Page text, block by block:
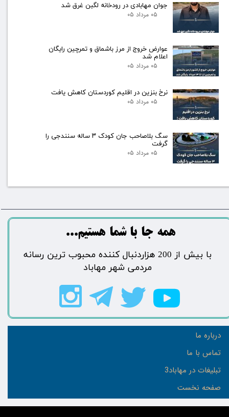
جوان مهابادی در رودخانه لگبن غرق شد
۰۵ مرداد ۰۵
عوارض خروج از مرز باشماق و تمرچین رایگان
اعلام شد
۰۵ مرداد ۰۵
نرخ بنزین در اقلیم کوردستان کاهش یافت
۰۵ مرداد ۰۵
سگ بلاصاحب جان کودک ۳ ساله سنندجی را
گرفت
۰۵ مرداد ۰۵
درباره ما
تماس با ما
تبلیغات در مهاباد3
صفحه نخست
​​​همه جا با شما هستیم...​​​​​​​​​​​​​​
​با بیش از 200 هزاردنبال کننده محبوب ترین رسانه
مردمی شهر مهاباد​​​​​​​​​​​​​​